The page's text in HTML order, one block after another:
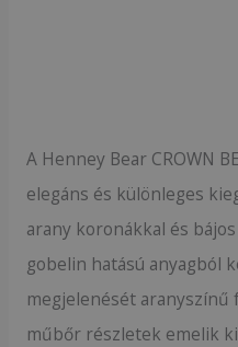
A Henney Bear CROWN
elegáns és különleges
arany koronákkal és
gobelin hatású anyagból
megjelenését
műbőr részletek emelik